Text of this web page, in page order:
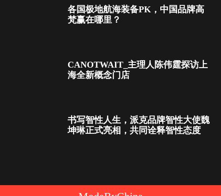
各国极地航海装备PK，中国品牌高
梵赢在哪里？
CANOTWAIT_主理人陈伟霆探访上
海全新概念门店
书写智性人生，派克品牌智性大使魏
坤琳正式亮相，共同诠释智性态度